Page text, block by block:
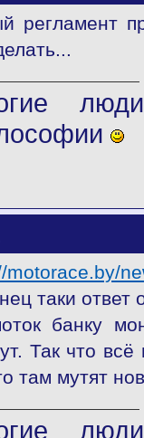
регламент
motorace.by/
таки
банку
Так что
там мутят